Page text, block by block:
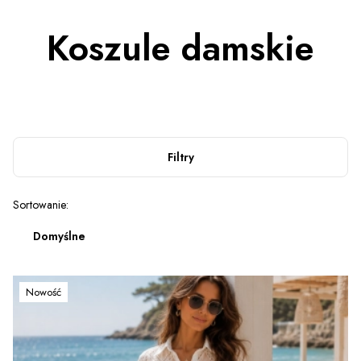
Koszule damskie
Filtry
Lista produktów
Sortowanie:
Domyślne
Nowość